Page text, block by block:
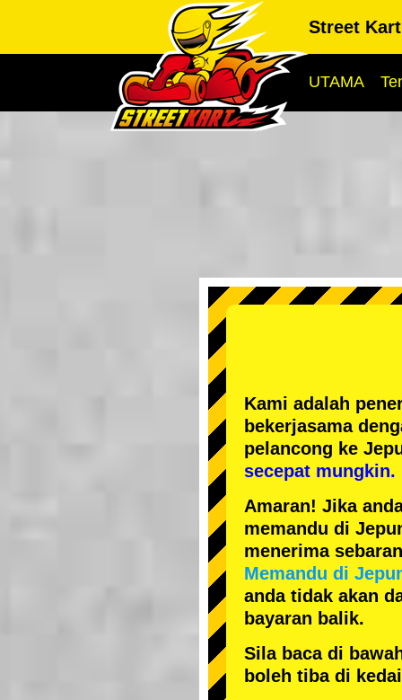
Street
UTAMA
Kami adalah
bekerjasama
pelancong ke
secepat mungkin.
Amaran! Jika
memandu di
menerima
Memandu di
anda tidak akan
bayaran balik.
Sila baca di
boleh tiba di